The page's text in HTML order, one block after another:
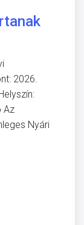
2026.
Az
Nyári